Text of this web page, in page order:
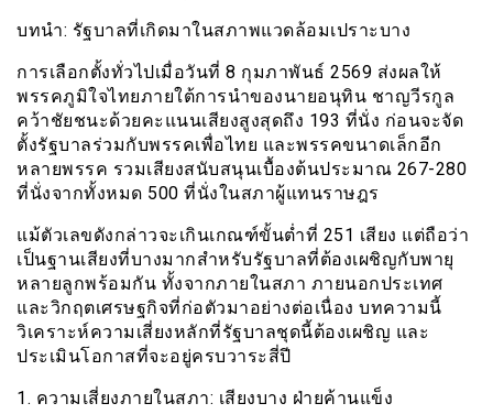
บทนำ: รัฐบาลที่เกิดมาในสภาพแวดล้อมเปราะบาง
การเลือกตั้งทั่วไปเมื่อวันที่ 8 กุมภาพันธ์ 2569 ส่งผลให้
พรรคภูมิใจไทยภายใต้การนำของนายอนุทิน ชาญวีรกูล
คว้าชัยชนะด้วยคะแนนเสียงสูงสุดถึง 193 ที่นั่ง ก่อนจะจัด
ตั้งรัฐบาลร่วมกับพรรคเพื่อไทย และพรรคขนาดเล็กอีก
หลายพรรค รวมเสียงสนับสนุนเบื้องต้นประมาณ 267-280
ที่นั่งจากทั้งหมด 500 ที่นั่งในสภาผู้แทนราษฎร
แม้ตัวเลขดังกล่าวจะเกินเกณฑ์ขั้นต่ำที่ 251 เสียง แต่ถือว่า
เป็นฐานเสียงที่บางมากสำหรับรัฐบาลที่ต้องเผชิญกับพายุ
หลายลูกพร้อมกัน ทั้งจากภายในสภา ภายนอกประเทศ
และวิกฤตเศรษฐกิจที่ก่อตัวมาอย่างต่อเนื่อง บทความนี้
วิเคราะห์ความเสี่ยงหลักที่รัฐบาลชุดนี้ต้องเผชิญ และ
ประเมินโอกาสที่จะอยู่ครบวาระสี่ปี
1. ความเสี่ยงภายในสภา: เสียงบาง ฝ่ายค้านแข็ง